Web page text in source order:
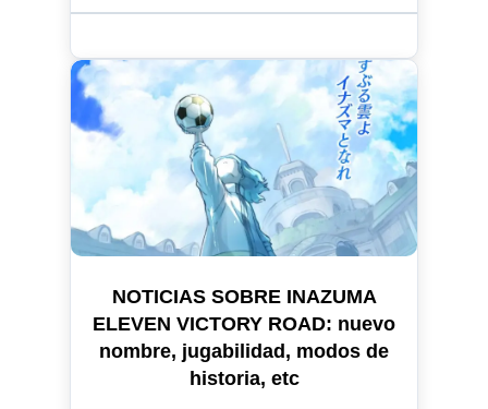
NOTICIAS SOBRE INAZUMA
ELEVEN VICTORY ROAD: nuevo
nombre, jugabilidad, modos de
historia, etc